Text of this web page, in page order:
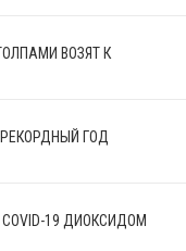
ВОЗЯТ К
ГОД
19 ДИОКСИДОМ